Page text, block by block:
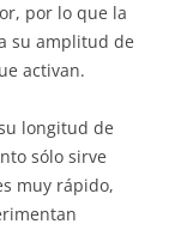
por lo que la
su amplitud de
activan.
longitud de
sólo sirve
muy rápido,